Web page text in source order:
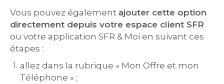
Vous pouvez également ajouter cette option
directement depuis votre espace client SFR
ou votre application SFR & Moi en suivant ces
étapes :
allez dans la rubrique « Mon Offre et mon
Téléphone » ;